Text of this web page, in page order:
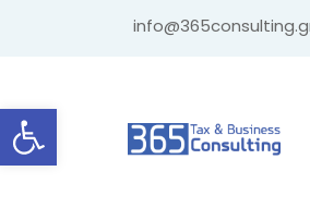
Ανοίξτε τη γραμμή